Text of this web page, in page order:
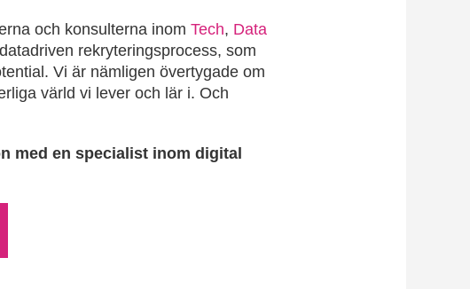
och konsulterna inom Tech, Data
rekryteringsprocess, som
Vi är nämligen övertygade om
värld vi lever och lär i. Och
med en specialist inom digital